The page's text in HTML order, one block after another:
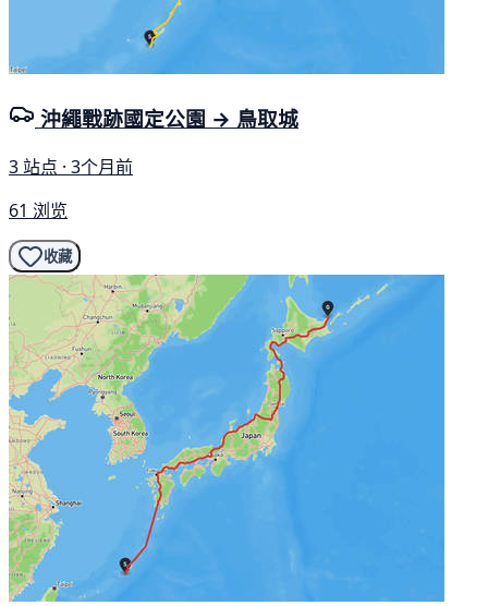
沖繩戰跡國定公園 → 鳥取城
3 站点 · 3个月前
61 浏览
收藏